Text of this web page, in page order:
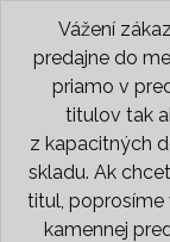
Vážení
predajne do
priamo v
titulov tak
z kapacitných
skladu. Ak
titul, poprosíme
kamennej